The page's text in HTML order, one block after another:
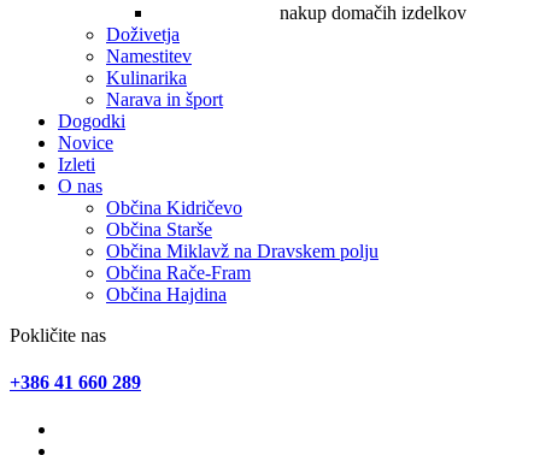
nakup domačih izdelkov
Doživetja
Namestitev
Kulinarika
Narava in šport
Dogodki
Novice
Izleti
O nas
Občina Kidričevo
Občina Starše
Občina Miklavž na Dravskem polju
Občina Rače-Fram
Občina Hajdina
Pokličite nas
+386 41 660 289